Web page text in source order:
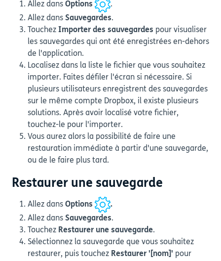
Allez dans Options
.
Allez dans Sauvegardes.
Touchez Importer des sauvegardes pour visualiser
les sauvegardes qui ont été enregistrées en-dehors
de l'application.
Localisez dans la liste le fichier que vous souhaitez
importer. Faites défiler l'écran si nécessaire. Si
plusieurs utilisateurs enregistrent des sauvegardes
sur le même compte Dropbox, il existe plusieurs
solutions. Après avoir localisé votre fichier,
touchez-le pour l'importer.
Vous aurez alors la possibilité de faire une
restauration immédiate à partir d'une sauvegarde,
ou de le faire plus tard.
Restaurer une sauvegarde
Allez dans Options
.
Allez dans Sauvegardes.
Touchez Restaurer une sauvegarde.
Sélectionnez la sauvegarde que vous souhaitez
restaurer, puis touchez Restaurer '[nom]' pour